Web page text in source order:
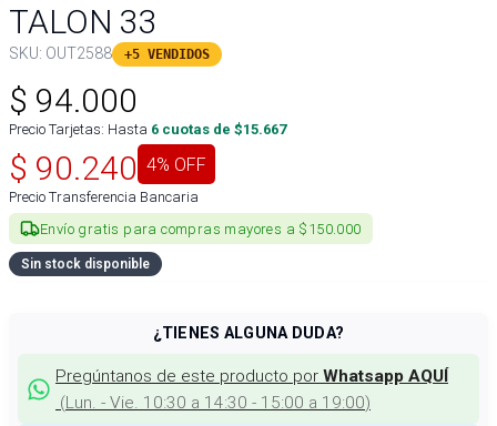
TALON 33
SKU: OUT2588 +5 VENDIDOS
$ 94.000
Precio Tarjetas: Hasta 6 cuotas de $15.667
$ 90.240 4% OFF
Precio Transferencia Bancaria
Envío gratis para compras mayores a $150.000
Sin stock disponible
¿TIENES ALGUNA DUDA?
Pregúntanos de este producto por Whatsapp AQUÍ
(Lun. - Vie. 10:30 a 14:30 - 15:00 a 19:00)